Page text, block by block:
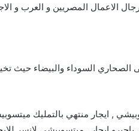
الاعمال المصريين و العرب و
الصحاري السوداء والبيضاء حيث
, ايجار منتهي بالتمليك